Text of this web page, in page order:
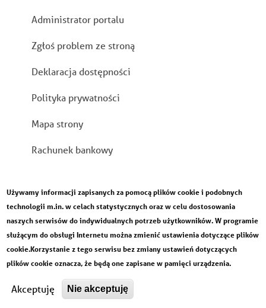
Stopka
Administrator portalu
Zgłoś problem ze stroną
Deklaracja dostępności
Polityka prywatności
Mapa strony
Rachunek bankowy
Designed by Developed by
Używamy informacji zapisanych za pomocą plików cookie i podobnych
technologii m.in. w celach statystycznych oraz w celu dostosowania
naszych serwisów do indywidualnych potrzeb użytkowników. W programie
służącym do obsługi Internetu można zmienić ustawienia dotyczące plików
cookie.Korzystanie z tego serwisu bez zmiany ustawień dotyczących
plików cookie oznacza, że będą one zapisane w pamięci urządzenia.
Akceptuję Nie akceptuję